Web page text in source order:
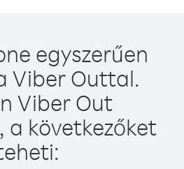
egyszerűen
Viber Outtal.
Viber Out
a következőket